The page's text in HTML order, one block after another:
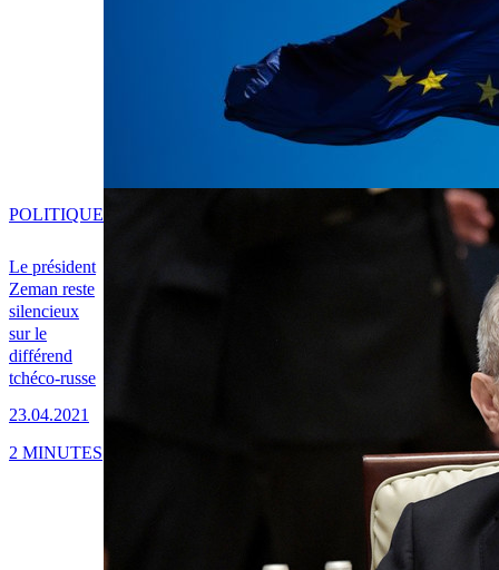
Le président
Zeman reste
silencieux
sur le
différend
tchéco-russe
23.04.2021
POLITIQUE
2 MINUTES